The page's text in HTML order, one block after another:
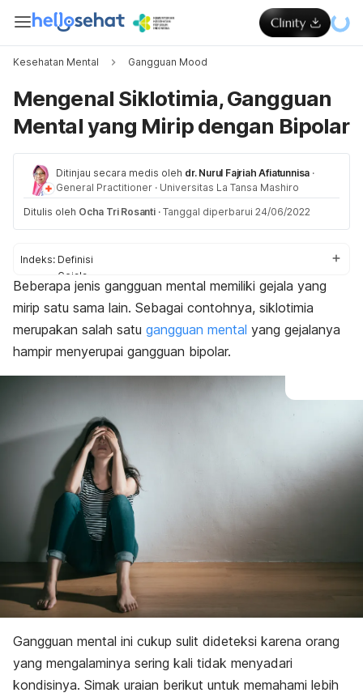
Kesehatan Mental Gangguan Mood
Mengenal Siklotimia, Gangguan
Mental yang Mirip dengan Bipolar
Ditinjau secara medis oleh dr. Nurul Fajriah Afiatunnisa ·
General Practitioner · Universitas La Tansa Mashiro
Ditulis oleh Ocha Tri Rosanti · Tanggal diperbarui 24/06/2022
Indeks: Definisi
Gejala
Penyebab
Pengobatan
Beberapa jenis gangguan mental memiliki gejala yang
mirip satu sama lain. Sebagai contohnya, siklotimia
merupakan salah satu gangguan mental yang gejalanya
hampir menyerupai gangguan bipolar.
Gangguan mental ini cukup sulit dideteksi karena orang
yang mengalaminya sering kali tidak menyadari
kondisinya. Simak uraian berikut untuk memahami lebih